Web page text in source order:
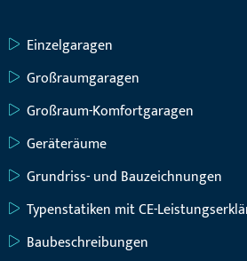
Einzelgaragen
Großraumgaragen
Großraum-Komfortgaragen
Geräteräume
Grundriss- und Bauzeichnungen
Typenstatiken mit CE-
Baubeschreibungen